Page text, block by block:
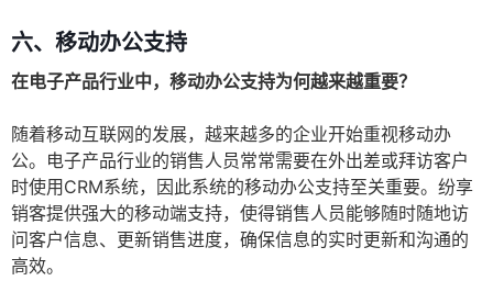
六、移动办公支持
在电子产品行业中，移动办公支持为何越来越重要？
随着移动互联网的发展，越来越多的企业开始重视移动办
公。电子产品行业的销售人员常常需要在外出差或拜访客户
时使用CRM系统，因此系统的移动办公支持至关重要。纷享
销客提供强大的移动端支持，使得销售人员能够随时随地访
问客户信息、更新销售进度，确保信息的实时更新和沟通的
高效。